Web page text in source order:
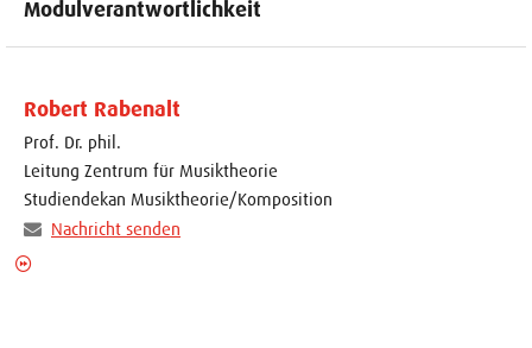
Modulverantwortlichkeit
Robert Rabenalt
Prof. Dr. phil.
Leitung Zentrum für Musiktheorie
Studiendekan Musiktheorie/Komposition
Nachricht senden